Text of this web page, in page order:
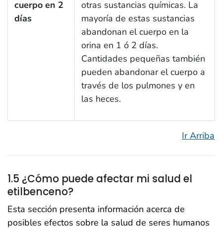
cuerpo en 2
días
otras sustancias químicas. La
mayoría de estas sustancias
abandonan el cuerpo en la
orina en 1 ó 2 días.
Cantidades pequeñas también
pueden abandonar el cuerpo a
través de los pulmones y en
las heces.
Ir Arriba
1.5 ¿Cómo puede afectar mi salud el
etilbenceno?
Esta sección presenta información acerca de
posibles efectos sobre la salud de seres humanos